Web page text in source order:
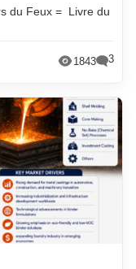
du Feux = Livre du
1843 3